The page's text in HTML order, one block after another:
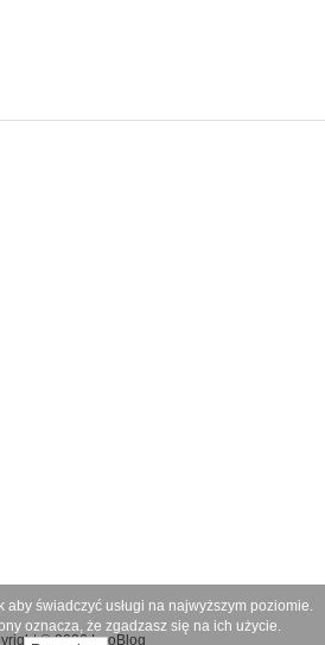
aby świadczyć usługi na najwyższym poziomie.
oznacza, że zgadzasz się na ich użycie.
© 2026 LeoBlog